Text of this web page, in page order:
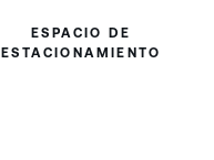
ESPACIO DE
ESTACIONAMIENTO